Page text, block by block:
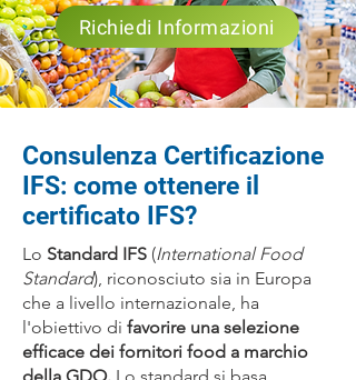
Richiedi Informazioni
Consulenza Certificazione
IFS: come ottenere il
certificato IFS?
Lo Standard IFS (International Food
Standard), riconosciuto sia in Europa
che a livello internazionale, ha
l'obiettivo di favorire una selezione
efficace dei fornitori food a marchio